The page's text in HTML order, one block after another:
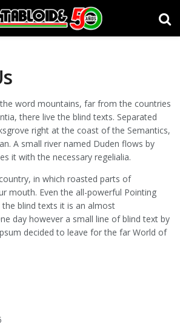
word mountains, far from the countries
there live the blind texts. Separated
right at the coast of the Semantics,
A small river named Duden flows by
it with the necessary regelialia.
in which roasted parts of
mouth. Even the all-powerful Pointing
blind texts it is an almost
day however a small line of blind text by
decided to leave for the far World of